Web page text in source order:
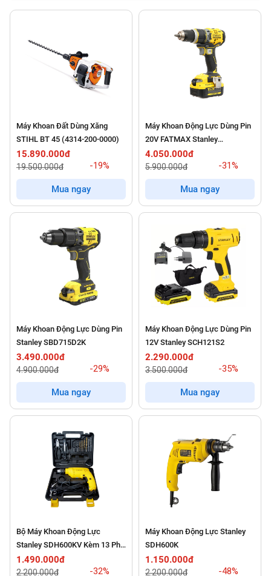
Máy Khoan Đất Dùng Xăng
STIHL BT 45 (4314-200-0000)
15.890.000đ
19.500.000đ -19%
Mua ngay
Máy Khoan Động Lực Dùng Pin
20V FATMAX Stanley
SBD721M2K
4.050.000đ
5.900.000đ -31%
Mua ngay
Máy Khoan Động Lực Dùng Pin
Stanley SBD715D2K
3.490.000đ
4.900.000đ -29%
Mua ngay
Máy Khoan Động Lực Dùng Pin
12V Stanley SCH121S2
2.290.000đ
3.500.000đ -35%
Mua ngay
Bộ Máy Khoan Động Lực
Stanley SDH600KV Kèm 13 Phụ
Kiện
1.490.000đ
2.200.000đ -32%
Máy Khoan Động Lực Stanley
SDH600K
1.150.000đ
2.200.000đ -48%